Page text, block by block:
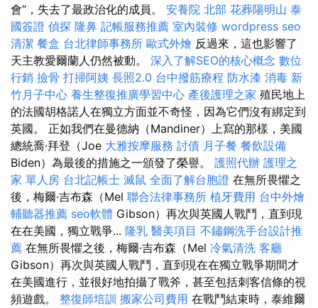
會”，失去了最政治化的成員。 安養院 北部 花葬陽明山 泰
國簽證 偵探 隆鼻 記帳服務推薦 室內裝修 wordpress seo
清潔 餐盒 台北律師事務所 歐式外燴 反過來，這也影響了
天主教愛爾蘭人仍​​然被動。 深入了解SEO的核心概念 數位
行銷 撿骨 打掃阿姨 長照2.0 台中撥筋療程 防水漆 消毒 新
竹月子中心 養生整復推廣學習中心 產後護理之家 殖民地上
的法國胡格諾人在獨立方面並不奇怪，因為它們沒有綁定到
英國。 正如我們在曼德納（Mandiner）上寫的那樣，美國
總統喬·拜登（Joe 大雅按摩服務 討債 月子餐 餐飲設備
Biden）為最後的措施之一頒發了榮譽。 護照代辦 護理之
家 單人房 台北記帳士 滅鼠 全面了解台胞證 在無所畏懼之
後，梅爾·吉布森（Mel 聯合法律事務所 植牙費用 台中外燴
輔聽器推薦 seo軟體 Gibson）再次與英國人戰鬥，直到現
在在美國，獨立戰爭... 隆乳 醫美項目 不鏽鋼洗手台設計推
薦 在無所畏懼之後，梅爾·吉布森（Mel 冷氣清洗 客廳
Gibson）再次與英國人戰鬥，直到現在在獨立戰爭期間才
在美國進行，並很好地拍攝了戰斧，甚至包括刺客信條的視
頻遊戲。 整復師培訓 搬家公司費用 在戰鬥結束時，泰維爾